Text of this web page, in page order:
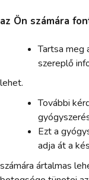
az Ön számára
Tartsa meg
szereplő
lehet.
További
Ezt a
adja át a
számára ártalmas